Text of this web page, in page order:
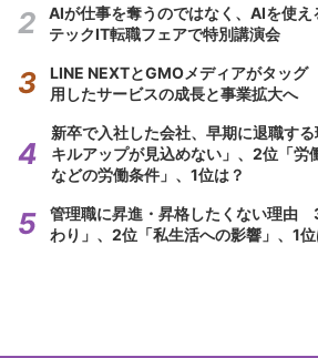
AIが仕事を奪うのではなく、AIを使
テックIT転職フェアで特別講演会
LINE NEXTとGMOメディアがタッ
用したサービスの成長と事業拡大へ
新卒で入社した会社、早期に退職す
キルアップが見込めない」、2位「労
などの労働条件」、1位は？
管理職に昇進・昇格したくない理由
わり」、2位「私生活への影響」、1位